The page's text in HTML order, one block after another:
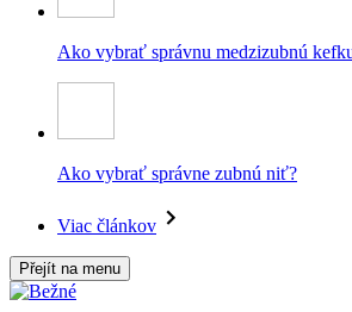
Ako vybrať správnu medzizubnú
Ako vybrať správne zubnú niť?
Viac článkov
Přejít na menu